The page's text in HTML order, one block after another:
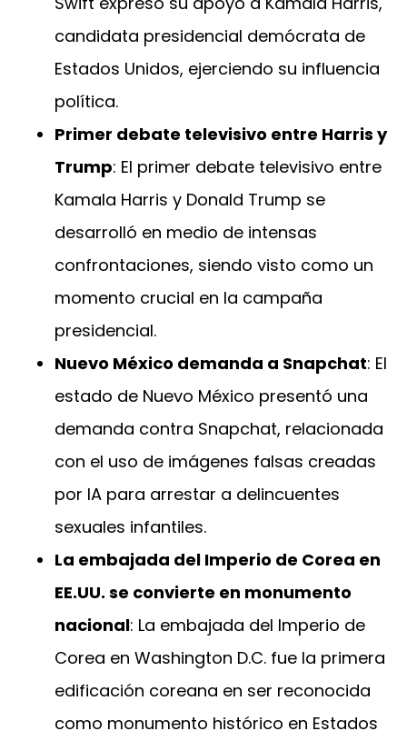
candidata presidencial demócrata de
Estados Unidos, ejerciendo su influencia
política.
Primer debate televisivo entre Harris y
Trump: El primer debate televisivo entre
Kamala Harris y Donald Trump se
desarrolló en medio de intensas
confrontaciones, siendo visto como un
momento crucial en la campaña
presidencial.
Nuevo México demanda a Snapchat: El
estado de Nuevo México presentó una
demanda contra Snapchat, relacionada
con el uso de imágenes falsas creadas
por IA para arrestar a delincuentes
sexuales infantiles.
La embajada del Imperio de Corea en
EE.UU. se convierte en monumento
nacional: La embajada del Imperio de
Corea en Washington D.C. fue la primera
edificación coreana en ser reconocida
como monumento histórico en Estados